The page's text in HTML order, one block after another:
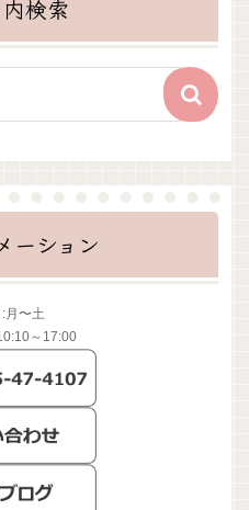
検索
ーション
月〜土
～17:00